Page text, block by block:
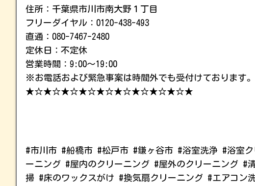
住所：千葉県市川市南大野１丁目
フリーダイヤル：0120-438-493
直通：080-7467-2480
定休日：不定休
営業時間：9:00～19:00
※お電話および緊急事案は時間外でも受付けております。
★☆★☆★☆★☆★☆★☆★☆★☆★☆★
#市川市 #船橋市 #松戸市 #鎌ヶ谷市 #浴室洗浄 #浴室
ーニング #屋内のクリーニング #屋外のクリーニング #
掃 #床のワックスがけ #換気扇クリーニング #エアコン